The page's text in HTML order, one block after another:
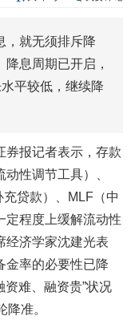
，就无须排斥降
息周期已开启，
平较低，继续降
券报记者表示，存款
性调节工具）、
贷款）、MLF（中
定程度上缓解流动性
经济学家沈建光表
金率的必要性已降
资难、融资贵”状况
准。